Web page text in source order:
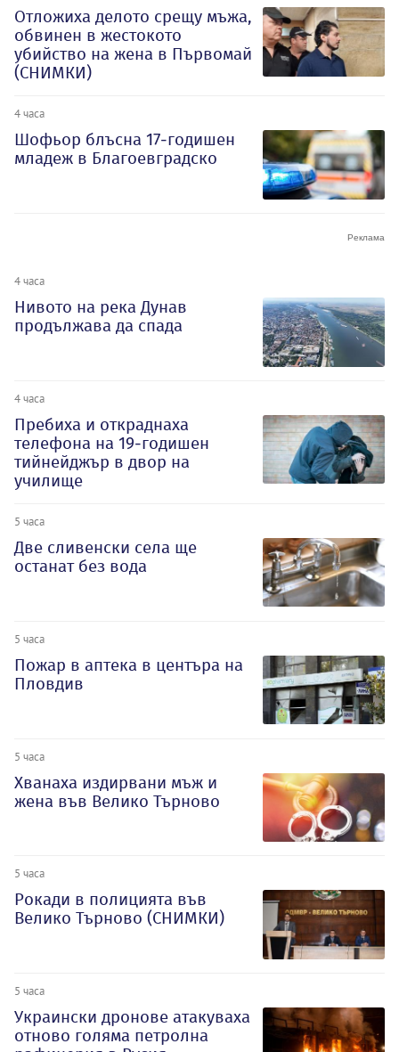
Отложиха делото срещу мъжа,
обвинен в жестокото
убийство на жена в Първомай
(СНИМКИ)
4 часа
Шофьор блъсна 17-годишен
младеж в Благоевградско
4 часа
Нивото на река Дунав
продължава да спада
4 часа
Пребиха и откраднаха
телефона на 19-годишен
тийнейджър в двор на
училище
5 часа
Две сливенски села ще
останат без вода
5 часа
Пожар в аптека в центъра на
Пловдив
5 часа
Хванаха издирвани мъж и
жена във Велико Търново
5 часа
Рокади в полицията във
Велико Търново (СНИМКИ)
5 часа
Украински дронове атакуваха
отново голяма петролна